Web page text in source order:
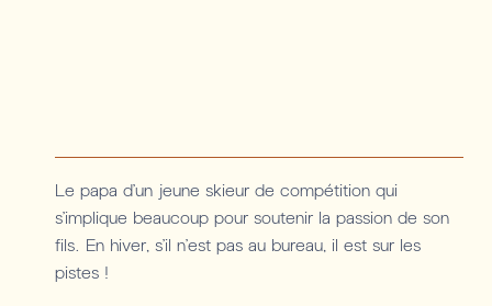
Le papa d’un jeune skieur de compétition qui
s’implique beaucoup pour soutenir la passion de son
fils. En hiver, s’il n’est pas au bureau, il est sur les
pistes !